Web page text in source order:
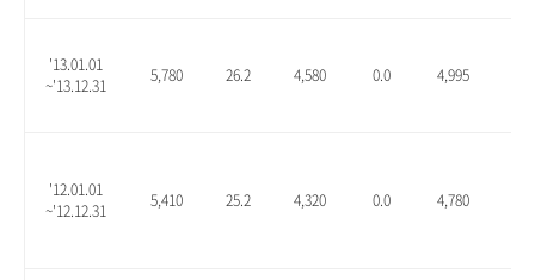
'13.01.01
~'13.12.31
5,780 26.2 4,580 0.0 4,995
'12.01.01
~'12.12.31
5,410 25.2 4,320 0.0 4,780